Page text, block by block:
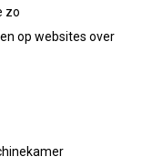
zo
op websites over